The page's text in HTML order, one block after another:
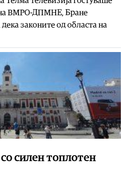
на ВМРО-ДПМНЕ, Бране
законите од областа на
силен топлотен